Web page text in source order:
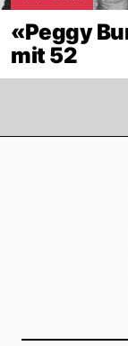
«Peggy
mit 52